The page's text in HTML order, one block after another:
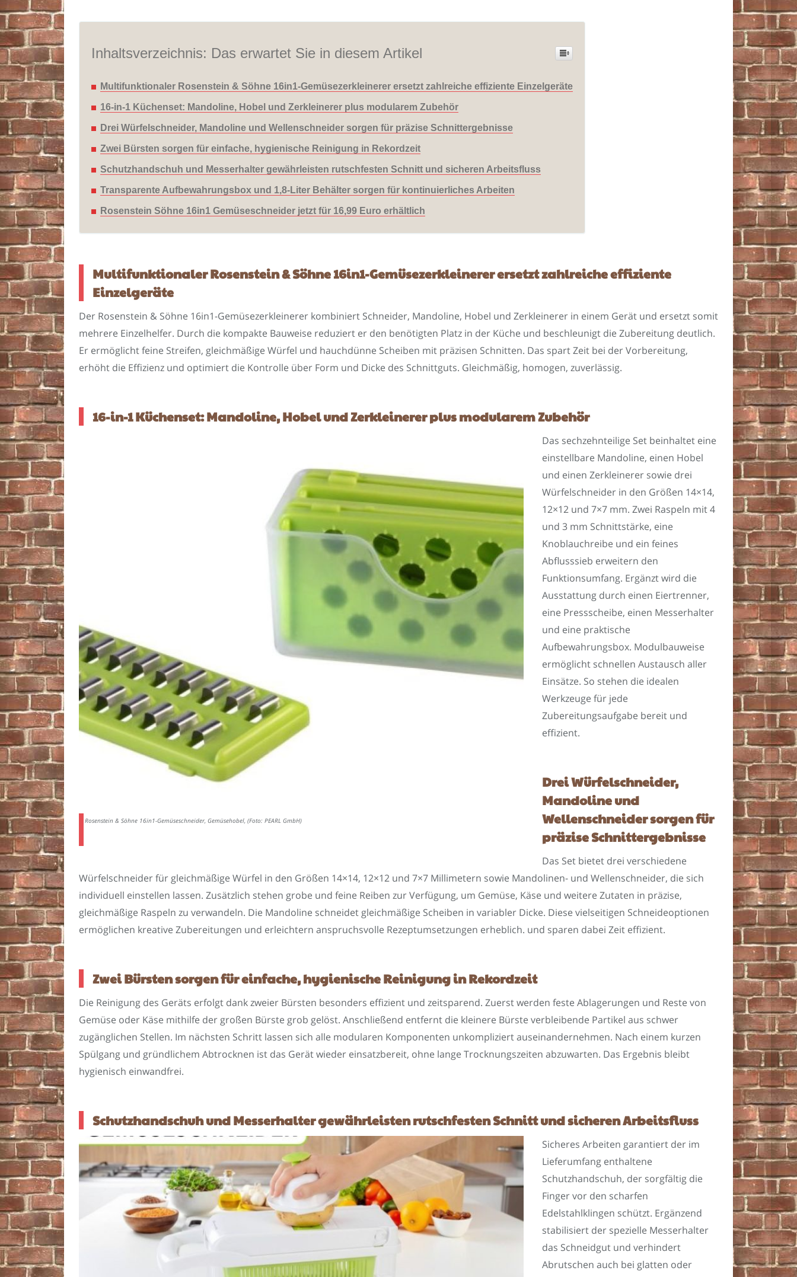
Inhaltsverzeichnis: Das erwartet Sie in diesem Artikel
Multifunktionaler Rosenstein & Söhne 16in1-Gemüsezerkleinerer ersetzt zahlreiche effiziente Einzelgeräte
16-in-1 Küchenset: Mandoline, Hobel und Zerkleinerer plus modularem Zubehör
Drei Würfelschneider, Mandoline und Wellenschneider sorgen für präzise Schnittergebnisse
Zwei Bürsten sorgen für einfache, hygienische Reinigung in Rekordzeit
Schutzhandschuh und Messerhalter gewährleisten rutschfesten Schnitt und sicheren Arbeitsfluss
Transparente Aufbewahrungsbox und 1,8-Liter Behälter sorgen für kontinuierliches Arbeiten
Rosenstein Söhne 16in1 Gemüseschneider jetzt für 16,99 Euro erhältlich
Multifunktionaler Rosenstein & Söhne 16in1-Gemüsezerkleinerer ersetzt zahlreiche effiziente
Einzelgeräte
Der Rosenstein & Söhne 16in1-Gemüsezerkleinerer kombiniert Schneider, Mandoline, Hobel und Zerkleinerer in einem Gerät und ersetzt somit
mehrere Einzelhelfer. Durch die kompakte Bauweise reduziert er den benötigten Platz in der Küche und beschleunigt die Zubereitung deutlich.
Er ermöglicht feine Streifen, gleichmäßige Würfel und hauchdünne Scheiben mit präzisen Schnitten. Das spart Zeit bei der Vorbereitung,
erhöht die Effizienz und optimiert die Kontrolle über Form und Dicke des Schnittguts. Gleichmäßig, homogen, zuverlässig.
16-in-1 Küchenset: Mandoline, Hobel und Zerkleinerer plus modularem Zubehör
Rosenstein & Söhne 16in1-Gemüseschneider, Gemüsehobel, (Foto: PEARL GmbH)
Das sechzehnteilige Set beinhaltet eine
einstellbare Mandoline, einen Hobel
und einen Zerkleinerer sowie drei
Würfelschneider in den Größen 14×14,
12×12 und 7×7 mm. Zwei Raspeln mit 4
und 3 mm Schnittstärke, eine
Knoblauchreibe und ein feines
Abflusssieb erweitern den
Funktionsumfang. Ergänzt wird die
Ausstattung durch einen Eiertrenner,
eine Pressscheibe, einen Messerhalter
und eine praktische
Aufbewahrungsbox. Modulbauweise
ermöglicht schnellen Austausch aller
Einsätze. So stehen die idealen
Werkzeuge für jede
Zubereitungsaufgabe bereit und
effizient.
Drei Würfelschneider,
Mandoline und
Wellenschneider sorgen für
präzise Schnittergebnisse
Das Set bietet drei verschiedene
Würfelschneider für gleichmäßige Würfel in den Größen 14×14, 12×12 und 7×7 Millimetern sowie Mandolinen- und Wellenschneider, die sich
individuell einstellen lassen. Zusätzlich stehen grobe und feine Reiben zur Verfügung, um Gemüse, Käse und weitere Zutaten in präzise,
gleichmäßige Raspeln zu verwandeln. Die Mandoline schneidet gleichmäßige Scheiben in variabler Dicke. Diese vielseitigen Schneideoptionen
ermöglichen kreative Zubereitungen und erleichtern anspruchsvolle Rezeptumsetzungen erheblich. und sparen dabei Zeit effizient.
Zwei Bürsten sorgen für einfache, hygienische Reinigung in Rekordzeit
Die Reinigung des Geräts erfolgt dank zweier Bürsten besonders effizient und zeitsparend. Zuerst werden feste Ablagerungen und Reste von
Gemüse oder Käse mithilfe der großen Bürste grob gelöst. Anschließend entfernt die kleinere Bürste verbleibende Partikel aus schwer
zugänglichen Stellen. Im nächsten Schritt lassen sich alle modularen Komponenten unkompliziert auseinandernehmen. Nach einem kurzen
Spülgang und gründlichem Abtrocknen ist das Gerät wieder einsatzbereit, ohne lange Trocknungszeiten abzuwarten. Das Ergebnis bleibt
hygienisch einwandfrei.
Schutzhandschuh und Messerhalter gewährleisten rutschfesten Schnitt und sicheren Arbeitsfluss
Sicheres Arbeiten garantiert der im
Lieferumfang enthaltene
Schutzhandschuh, der sorgfältig die
Finger vor den scharfen
Edelstahlklingen schützt. Ergänzend
stabilisiert der spezielle Messerhalter
das Schneidgut und verhindert
Abrutschen auch bei glatten oder